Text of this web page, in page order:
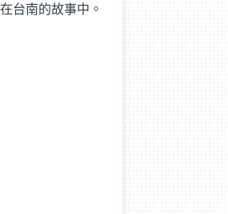
台南的故事中。